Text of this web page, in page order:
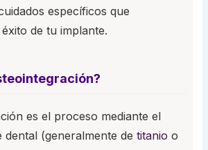
específicos que
de tu implante.
es el proceso mediante el
dental (generalmente detitanio o